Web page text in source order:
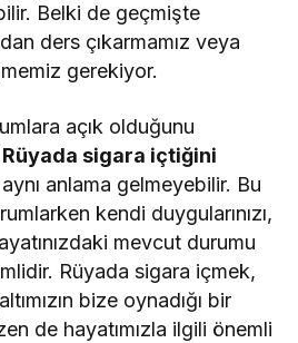
Belki de geçmişte
ders çıkarmamız veya
gerekiyor.
açık olduğunu
Rüyada sigara içtiğini
anlama gelmeyebilir. Bu
kendi duygularınızı,
mevcut durumu
Rüyada sigara içmek,
bize oynadığı bir
de hayatımızla ilgili önemli